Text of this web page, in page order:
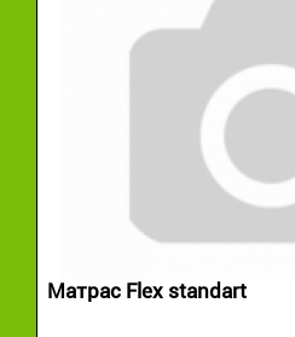
Матрас Flex standart